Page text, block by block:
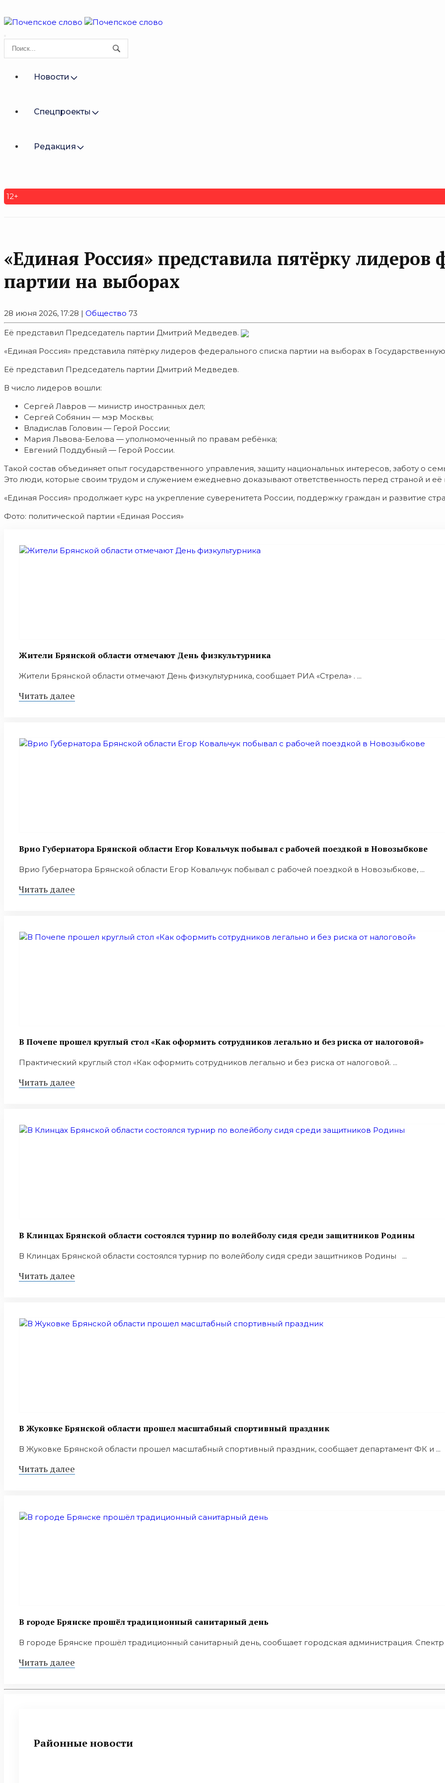
Новости
Спецпроекты
Редакция
12+
«Единая Россия» представила пятёрку лидеров
партии на выборах
28 июня 2026, 17:28 | Общество 73
Её представил Председатель партии Дмитрий Медведев.
«Единая Россия» представила пятёрку лидеров федерального списка партии на выборах в
Её представил Председатель партии Дмитрий Медведев.
В число лидеров вошли:
Сергей Лавров — министр иностранных дел;
Сергей Собянин — мэр Москвы;
Владислав Головин — Герой России;
Мария Львова-Белова — уполномоченный по правам ребёнка;
Евгений Поддубный — Герой России.
Такой состав объединяет опыт государственного управления, защиту национальных интересов, заботу о
Это люди, которые своим трудом и служением ежедневно доказывают ответственность перед страной и
«Единая Россия» продолжает курс на укрепление суверенитета России, поддержку граждан и развитие
Фото: политической партии «Единая Россия»
Жители Брянской области отмечают День физкультурника
Жители Брянской области отмечают День физкультурника, сообщает РИА «Стрела» . ...
Читать далее
Врио Губернатора Брянской области Егор Ковальчук побывал с рабочей поездкой в Новозыбкове
Врио Губернатора Брянской области Егор Ковальчук побывал с рабочей поездкой в Новозыбкове, ...
Читать далее
В Почепе прошел круглый стол «Как оформить сотрудников легально и без риска от налоговой»
Практический круглый стол «Как оформить сотрудников легально и без риска от налоговой. ...
Читать далее
В Клинцах Брянской области состоялся турнир по волейболу сидя среди защитников Родины
В Клинцах Брянской области состоялся турнир по волейболу сидя среди защитников Родины ...
Читать далее
В Жуковке Брянской области прошел масштабный спортивный праздник
В Жуковке Брянской области прошел масштабный спортивный праздник, сообщает департамент ФК и ...
Читать далее
В городе Брянске прошёл традиционный санитарный день
В городе Брянске прошёл традиционный санитарный день, сообщает городская администрация. Спектр
Читать далее
Районные новости